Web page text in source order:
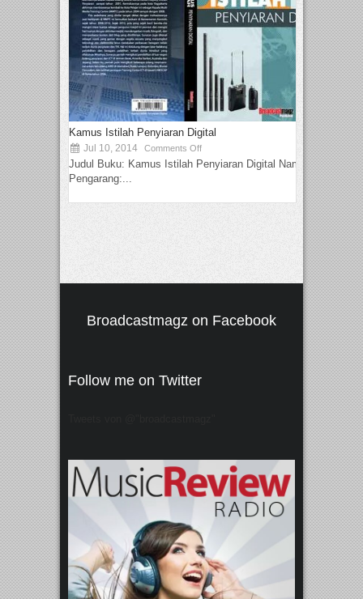
Kamus Istilah Penyiaran Digital
Jul 10, 2014 Comments Off
Judul Buku: Kamus Istilah Penyiaran Digital Nama
Pengarang:...
Broadcastmagz on Facebook
Follow me on Twitter